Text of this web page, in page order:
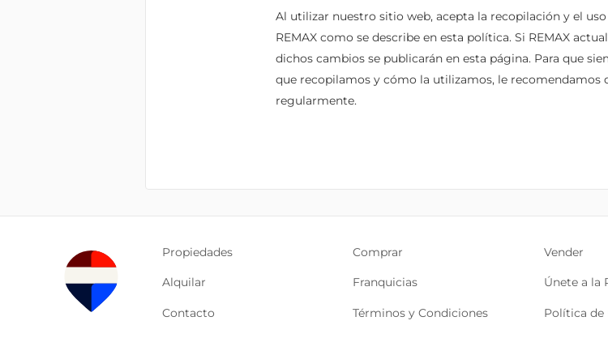
Al utilizar nuestro sitio web, acepta la recopilación y el
REMAX como se describe en esta política. Si REMAX
dichos cambios se publicarán en esta página. Para que
que recopilamos y cómo la utilizamos, le recomendamos
regularmente.
Propiedades Comprar Vender
Alquilar Franquicias Únete a la
Contacto Términos y Condiciones Política de